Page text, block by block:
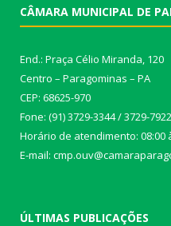
CÂMARA MUNICIPAL DE
End.: Praça Célio Miranda, 120
Centro – Paragominas – PA
CEP: 68625-970
Fone: (91) 3729-3344 / 3729-7922
Horário de atendimento: 08:00
E-mail:
ÚLTIMAS PUBLICAÇÕES